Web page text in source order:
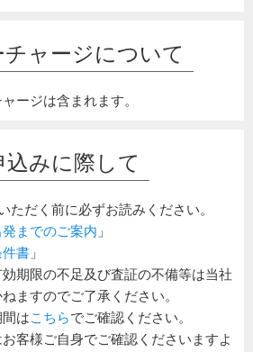
ャージについて
ージは含まれます。
込みに際して
ただく前に必ずお読みください。
までのご案内 」
書 」
効期限の不足及び査証の不備等は当社
ますのでご了承ください。
間はこちらでご確認ください。
客様ご自身でご確認くださいますよ